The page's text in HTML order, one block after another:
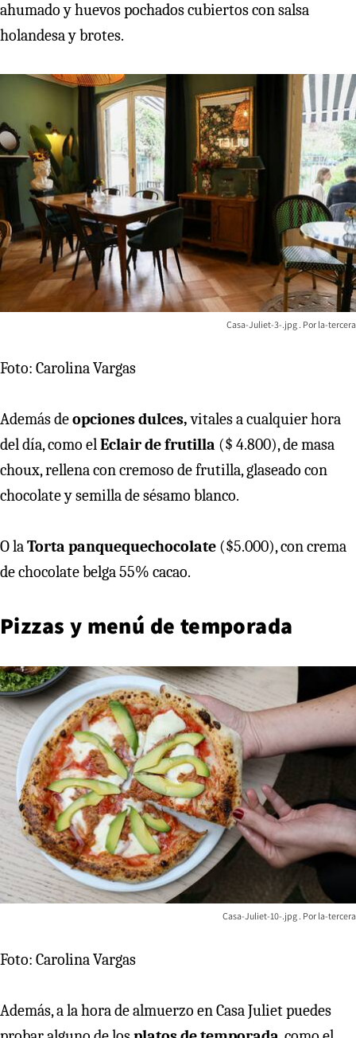
ahumado y huevos pochados cubiertos con salsa
holandesa y brotes.
Casa-Juliet-3-.jpg la-tercera
Foto: Carolina Vargas
Además deopciones dulces,vitales a cualquier hora
del día, como elEclair de frutilla ($ 4.800), de masa
choux, rellena con cremoso de frutilla, glaseado con
chocolate y semilla de sésamo blanco.
O laTorta panquequechocolate ($5.000), con crema
de chocolate belga 55% cacao.
Pizzas y menú de temporada
Casa-Juliet-10-.jpg la-tercera
Foto: Carolina Vargas
Además, a la hora de almuerzo en Casa Juliet puedes